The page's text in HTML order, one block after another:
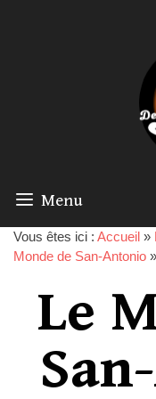
Menu
Vous êtes ici : Accueil »
Monde de San-Antonio »
Le